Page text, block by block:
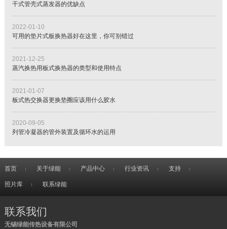
干式管壳式蒸发器的优缺点
2022-01-10
可用的垫片式板换热器好在这里，你可别错过
2021-12-25
蒸汽换热用板式换热器的类型和使用特点
2021-01-07
板式热交换器更换垫圈应该用什么胶水
2020-09-05
列管冷凝器的管外装置及循环水的运用
首页 关于绿能 产品中心 行业资讯 支持
照片库 联系绿能
联系我们
无锡绿能传热设备有限公司